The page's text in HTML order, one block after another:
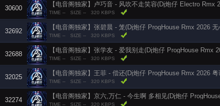
30600
【电音阁独家】卢巧音 - 风吹不走笑容(Dj炮仔 Electro Rmx
TIME -- SIZE -- 320 KBPS
32692
【电音阁独家】张碧晨 - 笼(Dj炮仔 ProgHouse Rmx 2026
TIME -- SIZE -- 320 KBPS
32688
【电音阁独家】张学友 - 爱我别走(Dj炮仔 ProgHouse Rmx
TIME -- SIZE -- 320 KBPS
32025
【电音阁独家】王菲 - 偿还(Dj炮仔 ProgHouse Rmx 2026
TIME -- SIZE -- 320 KBPS
32274
【电音阁独家】京六,万仁 - 今生啊 多相见(Dj炮仔
TIME -- SIZE -- 320 KBPS